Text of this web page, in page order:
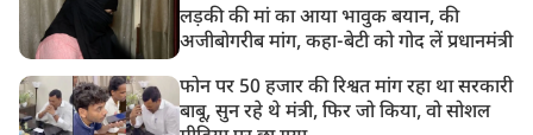
लड़की की मां का आया भावुक बयान, की
अजीबोगरीब मांग, कहा-बेटी को गोद लें प्रधानमंत्री
फोन पर 50 हजार की रिश्वत मांग रहा था सरकारी
बाबू, सुन रहे थे मंत्री, फिर जो किया, वो सोशल